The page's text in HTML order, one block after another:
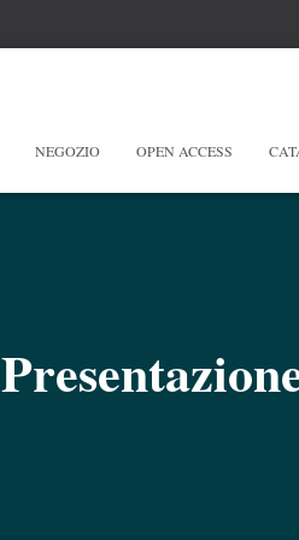
NEGOZIO OPEN ACCESS